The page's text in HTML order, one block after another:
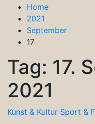
Home
2021
September
17
Tag: 17.
2021
Kunst & Kultur Sport &